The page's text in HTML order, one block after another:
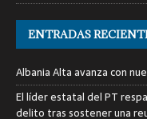
ENTRADAS
Albania Alta avanza con
El líder estatal del PT
delito tras sostener una